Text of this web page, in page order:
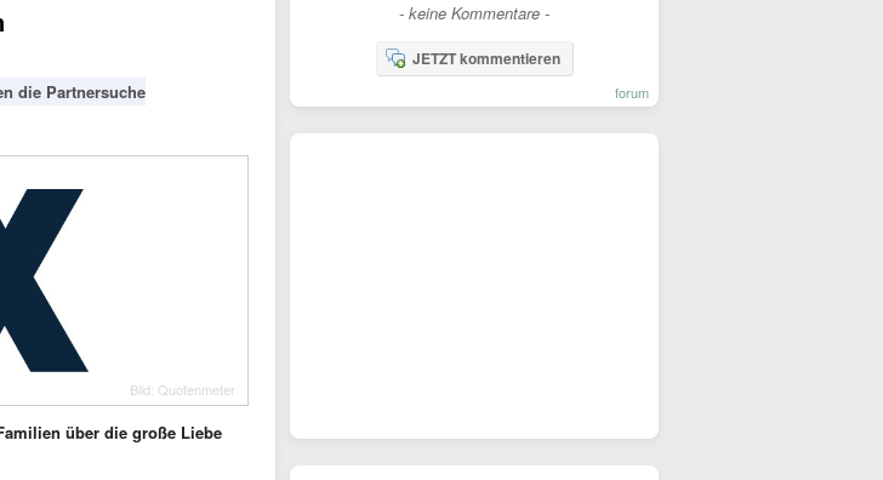
die Partnersuche
Bild: Quotenmeter
über die große Liebe
- keine Kommentare -
JETZT kommentieren
forum